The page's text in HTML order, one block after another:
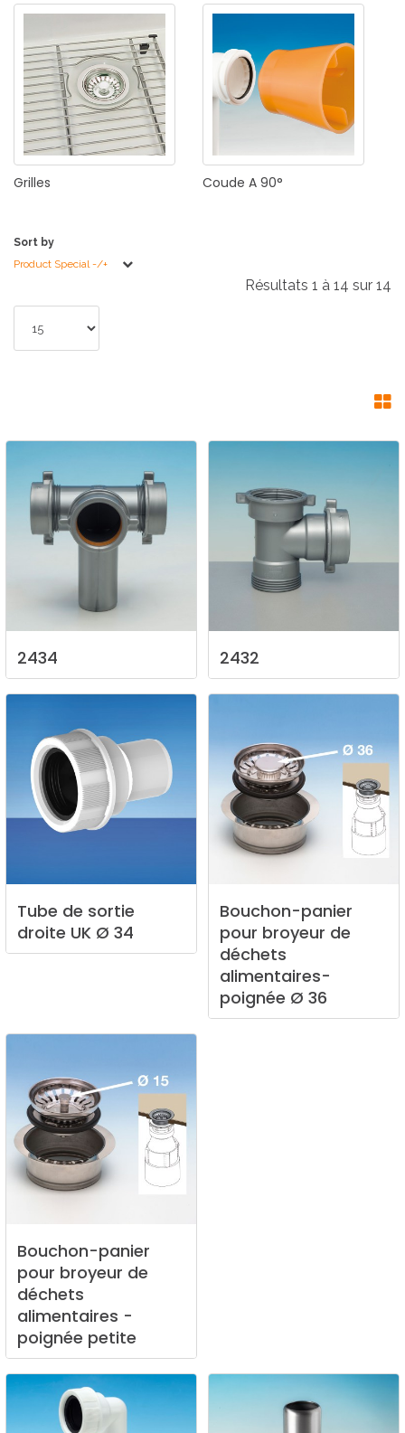
Grilles Coude A 90°
Sort by
Product Special -/+
Résultats 1 à 14 sur 14
2434 2432
Tube de sortie
droite UK Ø 34
Bouchon-panier
pour broyeur de
déchets
alimentaires-
poignée Ø 36
Bouchon-panier
pour broyeur de
déchets
alimentaires -
poignée petite